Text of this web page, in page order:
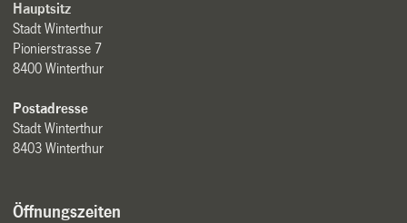
Hauptsitz
Stadt Winterthur
Pionierstrasse 7
8400 Winterthur
Postadresse
Stadt Winterthur
8403 Winterthur
Öffnungszeiten